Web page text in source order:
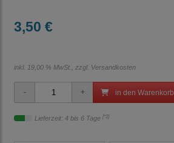
3,50 €
inkl. 19,00 % MwSt., zzgl. Versandkosten
in den Warenkorb
Lieferzeit: 4 bis 6 Tage [*2]